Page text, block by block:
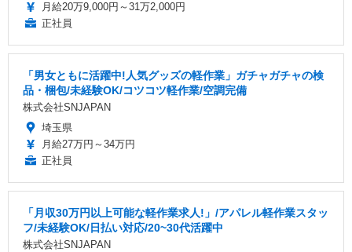
月給20万9,000円～31万2,000円
正社員
「男女ともに活躍中!人気グッズの軽作業」ガチャガチャの検
品・梱包/未経験OK/コツコツ軽作業/空調完備
株式会社SNJAPAN
埼玉県
月給27万円～34万円
正社員
「月収30万円以上可能な軽作業求人!」/アパレル軽作業スタッ
フ/未経験OK/日払い対応/20~30代活躍中
株式会社SNJAPAN